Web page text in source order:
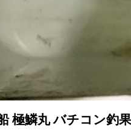
極鱗丸 バチコン釣果